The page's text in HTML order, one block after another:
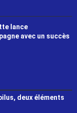
lance
avec un succès
deux éléments